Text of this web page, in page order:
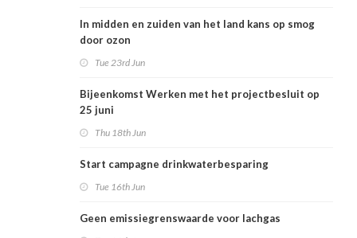
In midden en zuiden van het land kans op smog
door ozon
Tue 23rd Jun
Bijeenkomst Werken met het projectbesluit op
25 juni
Thu 18th Jun
Start campagne drinkwaterbesparing
Tue 16th Jun
Geen emissiegrenswaarde voor lachgas